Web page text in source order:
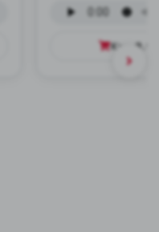
Kup 9.99